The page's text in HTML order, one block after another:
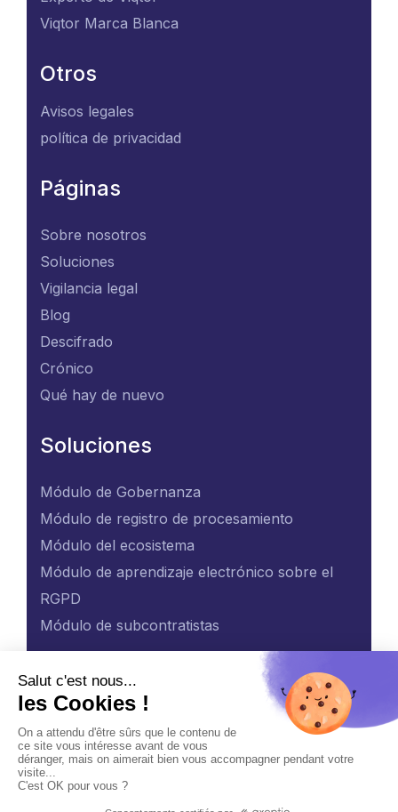
Viqtor Marca Blanca
Otros
Avisos legales
política de privacidad
Páginas
Sobre nosotros
Soluciones
Vigilancia legal
Blog
Descifrado
Crónico
Qué hay de nuevo
Soluciones
Módulo de Gobernanza
Módulo de registro de procesamiento
Módulo del ecosistema
Módulo de aprendizaje electrónico sobre el
RGPD
Módulo de subcontratistas
Política general de protección de datos personales
Gestión de datos personales
Copyright © 2026 Viqtor®. Todos los derechos